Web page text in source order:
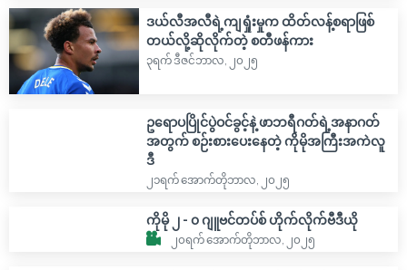
ဒယ်လီအလီရဲ့ကျရှုံးမှုက ထိတ်လန့်စရာဖြစ်
တယ်လို့ဆိုလိုက်တဲ့ စတီဖန်ကား
၃ရက် ဒီဇင်ဘာလ, ၂၀၂၅
ဥရောပပြိုင်ပွဲဝင်ခွင့်နဲ့ ဖာဘရီဂတ်ရဲ့အနာဂတ်
အတွက် စဉ်းစားပေးနေတဲ့ ကိုမိုအကြီးအကဲလူ
ဒီ
၂၁ရက် အောက်တိုဘာလ, ၂၀၂၅
ကိုမို ၂ - ၀ ဂျူဗင်တပ်စ် ဟိုက်လိုက်ဗီဒီယို
၂၀ရက် အောက်တိုဘာလ, ၂၀၂၅